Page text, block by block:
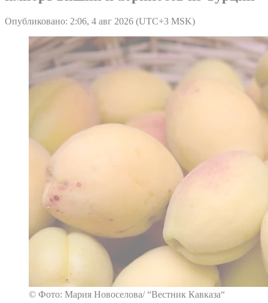
Опубликовано: 2:06, 4 авг 2026 (UTC+3 MSK)
© Фото: Мария Новоселова/ “Вестник Кавказа“